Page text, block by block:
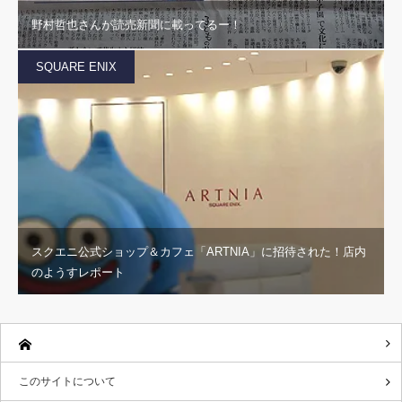
野村哲也さんが読売新聞に載ってるー！
SQUARE ENIX
スクエニ公式ショップ＆カフェ「ARTNIA」に招待された！店内
のようすレポート
このサイトについて